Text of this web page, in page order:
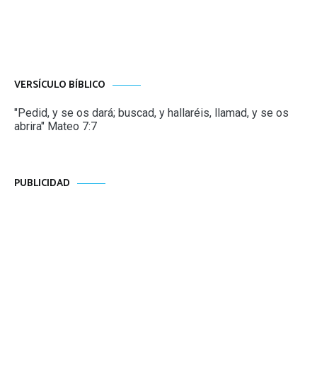
VERSÍCULO BÍBLICO
"Pedid, y se os dará; buscad, y hallaréis, llamad, y se os
abrira" Mateo 7:7
PUBLICIDAD